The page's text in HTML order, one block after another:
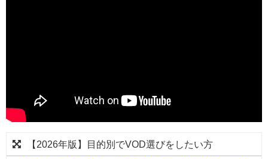
【2026年版】目的別でVOD選びをしたい方